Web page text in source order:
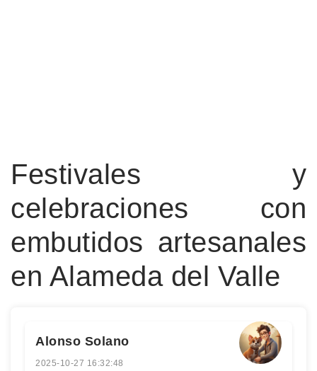
Festivales y
celebraciones con
embutidos artesanales
en Alameda del Valle
Alonso Solano
2025-10-27 16:32:48